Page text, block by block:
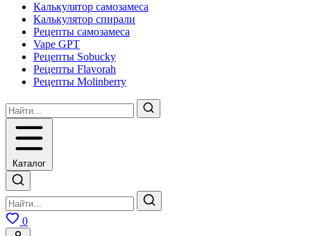
Калькулятор самозамеса
Калькулятор спирали
Рецепты самозамеса
Vape GPT
Рецепты Sobucky
Рецепты Flavorah
Рецепты Molinberry
Каталог
0